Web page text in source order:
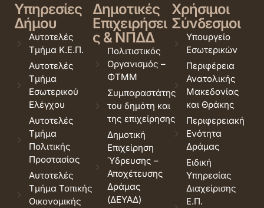
Υπηρεσίες
Δήμου
Αυτοτελές
Τμήμα Κ.Ε.Π.
Αυτοτελές
Τμήμα
Εσωτερικού
Ελέγχου
Αυτοτελές
Τμήμα
Πολιτικής
Προστασίας
Αυτοτελές
Τμήμα Τοπικής
Οικονομικής
Δημοτικές
Επιχειρήσει
ς & ΝΠΔΔ
Πολιτιστικός
Οργανισμός –
ΦΤΜΜ
Συμπαραστάτης
του δημότη και
της επιχείρησης
Δημοτική
Επιχείρηση
Ύδρευσης –
Αποχέτευσης
Δράμας
(ΔΕΥΑΔ)
Χρήσιμοι
Σύνδεσμοι
Υπουργείο
Εσωτερικών
Περιφέρεια
Ανατολικής
Μακεδονίας
και Θράκης
Περιφερειακή
Ενότητα
Δράμας
Ειδική
Υπηρεσίας
Διαχείρισης
Ε.Π.